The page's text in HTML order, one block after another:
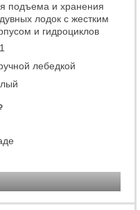
подъема и хранения
лодок с жестким
и гидроциклов
лебедкой